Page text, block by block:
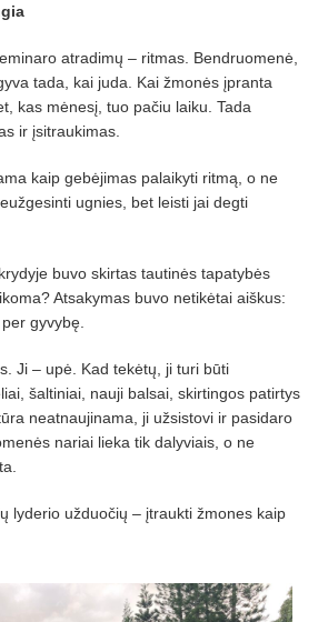
atradimų – ritmas. Bendruomenė,
tada, kai juda. Kai žmonės įpranta
kas mėnesį, tuo pačiu laiku. Tada
ir įsitraukimas.
kaip gebėjimas palaikyti ritmą, o ne
ugnies, bet leisti jai degti
buvo skirtas tautinės tapatybės
Atsakymas buvo netikėtai aiškus:
gyvybę.
Ji – upė. Kad tekėtų, ji turi būti
šaltiniai, nauji balsai, skirtingos patirtys
neatnaujinama, ji užsistovi ir pasidaro
nariai lieka tik dalyviais, o ne
lyderio užduočių – įtraukti žmones kaip